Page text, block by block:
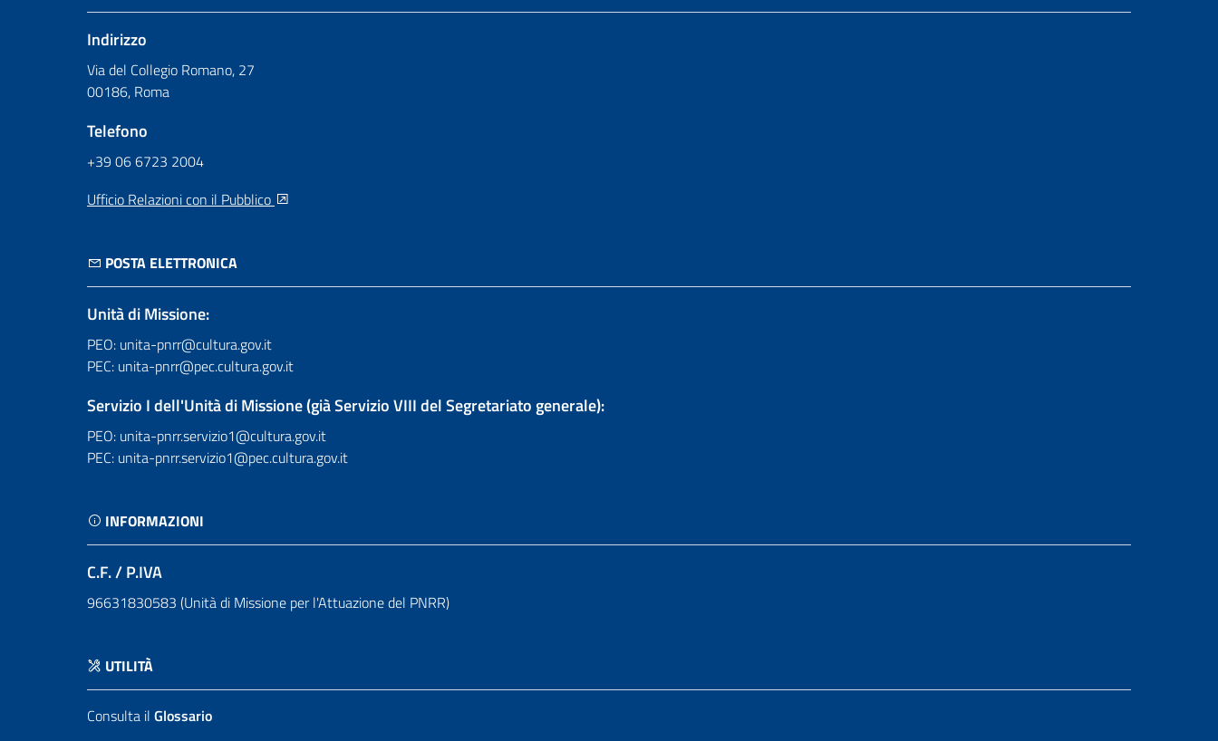
Indirizzo
Via del Collegio Romano, 27
00186, Roma
Telefono
+39 06 6723 2004
Ufficio Relazioni con il Pubblico
POSTA ELETTRONICA
Unità di Missione:
PEO: unita-pnrr@cultura.gov.it
PEC: unita-pnrr@pec.cultura.gov.it
Servizio I dell'Unità di Missione (già Servizio VIII del Segretariato generale):
PEO: unita-pnrr.servizio1@cultura.gov.it
PEC: unita-pnrr.servizio1@pec.cultura.gov.it
INFORMAZIONI
C.F. / P.IVA
96631830583 (Unità di Missione per l'Attuazione del PNRR)
UTILITÀ
Consulta il Glossario